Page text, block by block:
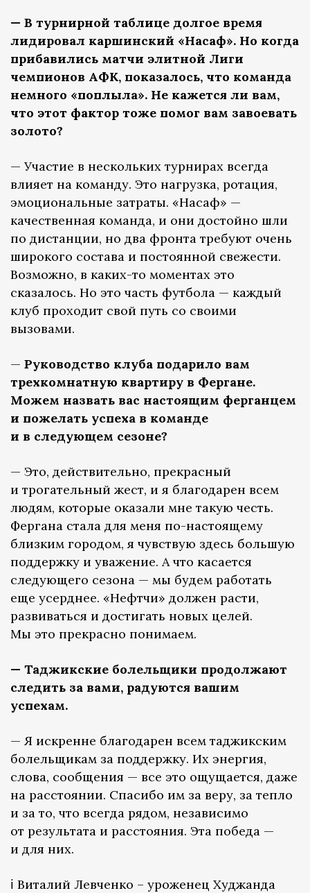
— В турнирной таблице долгое время
лидировал каршинский «Насаф». Но когда
прибавились матчи элитной Лиги
чемпионов АФК, показалось, что команда
немного «поплыла». Не кажется ли вам,
что этот фактор тоже помог вам завоевать
золото?
— Участие в нескольких турнирах всегда
влияет на команду. Это нагрузка, ротация,
эмоциональные затраты. «Насаф» —
качественная команда, и они достойно шли
по дистанции, но два фронта требуют очень
широкого состава и постоянной свежести.
Возможно, в каких-то моментах это
сказалось. Но это часть футбола — каждый
клуб проходит свой путь со своими
вызовами.
— Руководство клуба подарило вам
трехкомнатную квартиру в Фергане.
Можем назвать вас настоящим ферганцем
и пожелать успеха в команде
и в следующем сезоне?
— Это, действительно, прекрасный
и трогательный жест, и я благодарен всем
людям, которые оказали мне такую честь.
Фергана стала для меня по-настоящему
близким городом, я чувствую здесь большую
поддержку и уважение. А что касается
следующего сезона — мы будем работать
еще усерднее. «Нефтчи» должен расти,
развиваться и достигать новых целей.
Мы это прекрасно понимаем.
— Таджикские болельщики продолжают
следить за вами, радуются вашим
успехам.
— Я искренне благодарен всем таджикским
болельщикам за поддержку. Их энергия,
слова, сообщения — все это ощущается, даже
на расстоянии. Спасибо им за веру, за тепло
и за то, что всегда рядом, независимо
от результата и расстояния. Эта победа —
и для них.
ℹ️ Виталий Левченко – уроженец Худжанда